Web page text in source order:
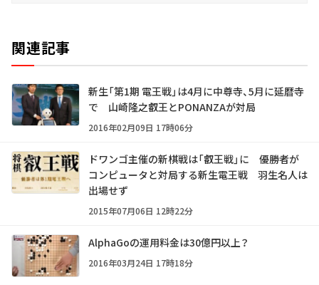
関連記事
新生「第1期 電王戦」は4月に中尊寺、5月に延暦寺
で 山崎隆之叡王とPONANZAが対局
2016年02月09日 17時06分
ドワンゴ主催の新棋戦は「叡王戦」に 優勝者が
コンピュータと対局する新生電王戦 羽生名人は
出場せず
2015年07月06日 12時22分
AlphaGoの運用料金は30億円以上？
2016年03月24日 17時18分